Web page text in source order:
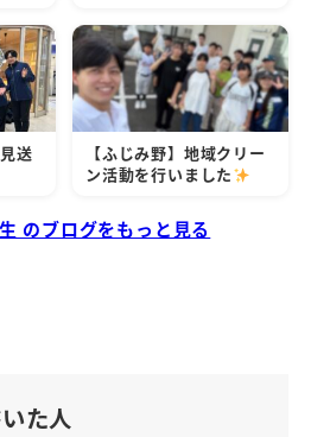
送
【ふじみ野】地域クリー
ン活動を行いました
のブログをもっと見る
た人